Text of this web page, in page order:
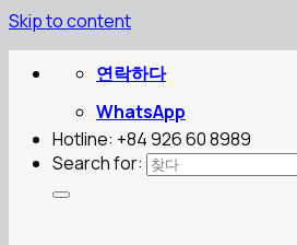
Skip to content
연락하다
WhatsApp
Hotline: +84 926 60 8989
Search for: